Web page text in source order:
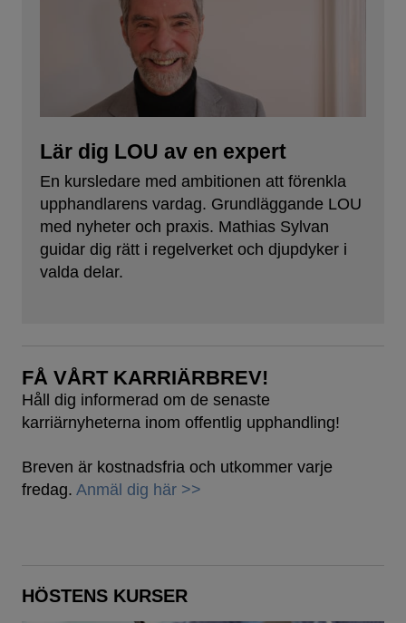
Lär dig LOU av en expert
En kursledare med ambitionen att förenkla
upphandlarens vardag. Grundläggande LOU
med nyheter och praxis. Mathias Sylvan
guidar dig rätt i regelverket och djupdyker i
valda delar.
FÅ VÅRT KARRIÄRBREV!
Håll dig informerad om de senaste
karriärnyheterna inom offentlig upphandling!
Breven är kostnadsfria och utkommer varje
fredag. Anmäl dig här >>
HÖSTENS KURSER